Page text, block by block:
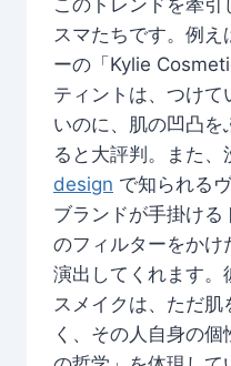
スマたちです。例
ーの「Kylie
ティントは、つけて
いのに、肌の凹凸
ると大評判。また、
design で知られる
ブランドが手掛ける
のフィルターをかけ
演出してくれます。
スメイクは、ただ
く、その人自身の